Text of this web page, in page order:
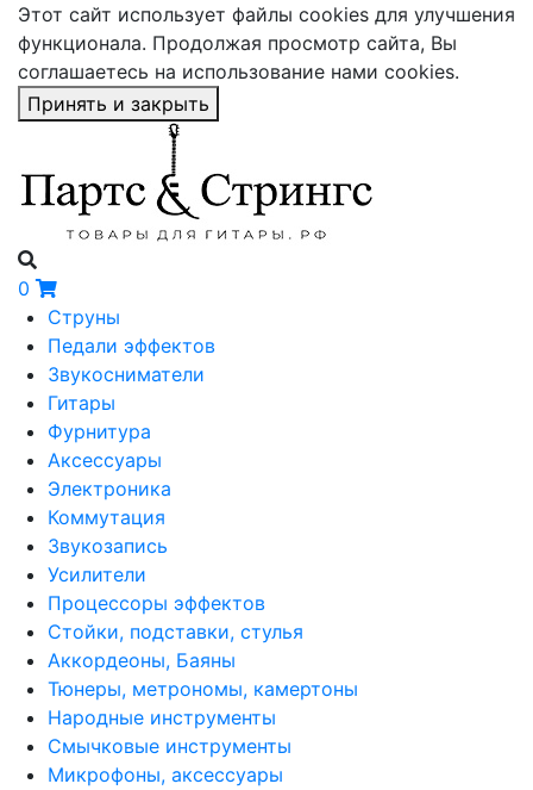
Этот сайт использует файлы cookies для улучшения
функционала. Продолжая просмотр сайта, Вы
соглашаетесь на использование нами cookies.
Принять и закрыть
0
Струны
Педали эффектов
Звукосниматели
Гитары
Фурнитура
Аксессуары
Электроника
Коммутация
Звукозапись
Усилители
Процессоры эффектов
Стойки, подставки, стулья
Аккордеоны, Баяны
Тюнеры, метрономы, камертоны
Народные инструменты
Смычковые инструменты
Микрофоны, аксессуары